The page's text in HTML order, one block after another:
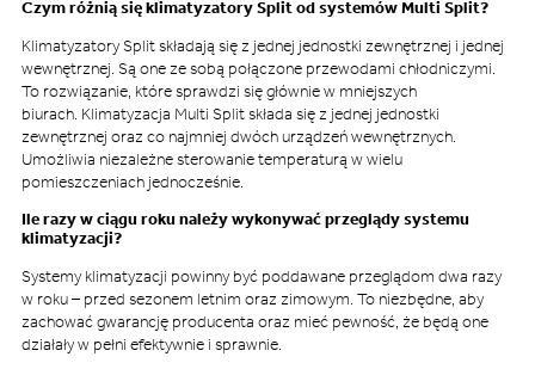
Czym różnią się klimatyzatory Split od systemów Multi Split?
Klimatyzatory Split składają się z jednej jednostki zewnętrznej i jednej
wewnętrznej. Są one ze sobą połączone przewodami chłodniczymi.
To rozwiązanie, które sprawdzi się głównie w mniejszych
biurach. Klimatyzacja Multi Split składa się z jednej jednostki
zewnętrznej oraz co najmniej dwóch urządzeń wewnętrznych.
Umożliwia niezależne sterowanie temperaturą w wielu
pomieszczeniach jednocześnie.
Ile razy w ciągu roku należy wykonywać przeglądy systemu
klimatyzacji?
Systemy klimatyzacji powinny być poddawane przeglądom dwa razy
w roku – przed sezonem letnim oraz zimowym. To niezbędne, aby
zachować gwarancję producenta oraz mieć pewność, że będą one
działały w pełni efektywnie i sprawnie.